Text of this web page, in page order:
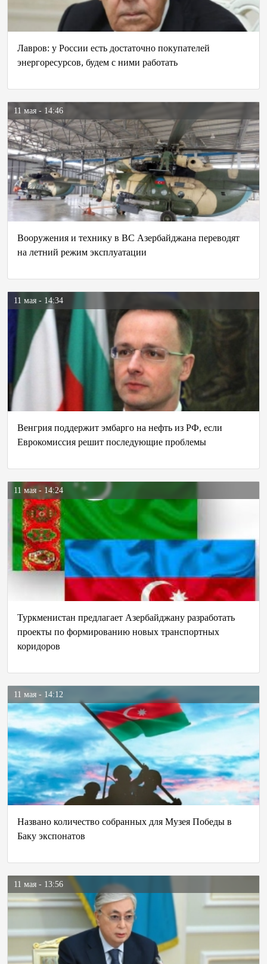
Лавров: у России есть достаточно покупателей
энергоресурсов, будем с ними работать
11 мая - 14:46
Вооружения и технику в ВС Азербайджана переводят
на летний режим эксплуатации
11 мая - 14:34
Венгрия поддержит эмбарго на нефть из РФ, если
Еврокомиссия решит последующие проблемы
11 мая - 14:24
Туркменистан предлагает Азербайджану разработать
проекты по формированию новых транспортных
коридоров
11 мая - 14:12
Названо количество собранных для Музея Победы в
Баку экспонатов
11 мая - 13:56